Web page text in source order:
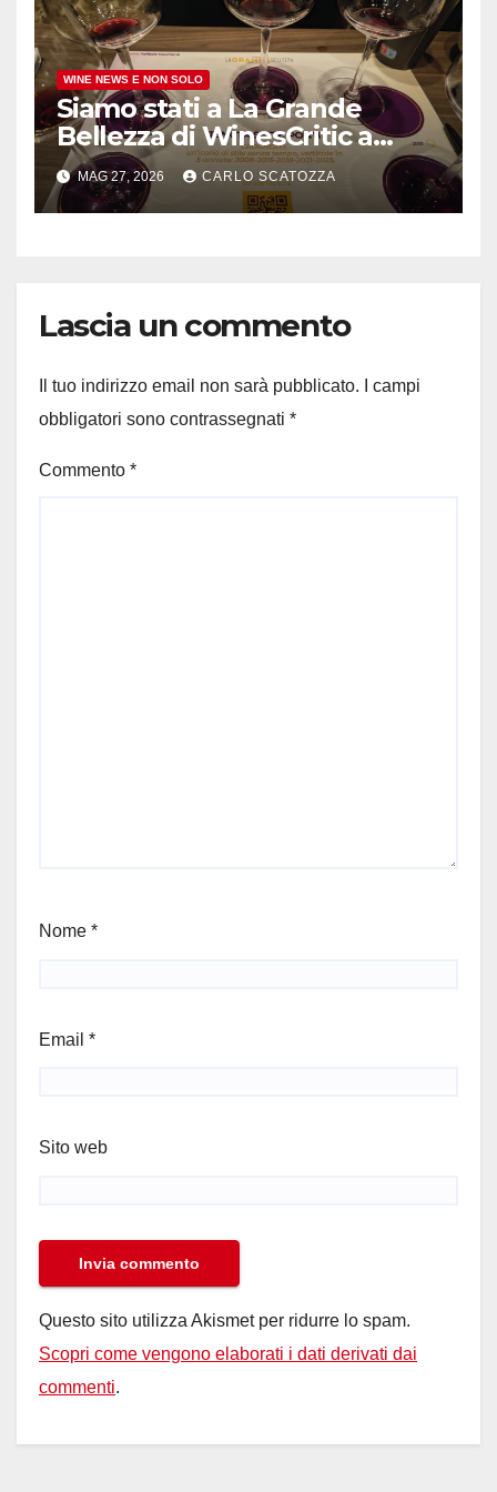
WINE NEWS E NON SOLO
Siamo stati a La Grande
Bellezza di WinesCritic a
Napoli, davvero bello e non
banale
MAG 27, 2026 CARLO SCATOZZA
Lascia un commento
Il tuo indirizzo email non sarà pubblicato.
I campi
obbligatori sono contrassegnati *
Commento *
Nome *
Email *
Sito web
Questo sito utilizza Akismet per ridurre lo spam.
Scopri come vengono elaborati i dati derivati dai
commenti.